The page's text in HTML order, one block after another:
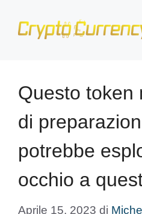
Questo token
di
potrebbe
occhio a
Aprile 15, 2023 di